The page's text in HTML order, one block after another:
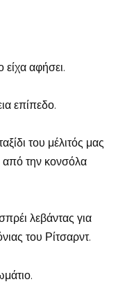
αφήσει.
επίπεδο.
του μέλιτός μας
από την κονσόλα
λεβάντας για
του Ρίτσαρντ.